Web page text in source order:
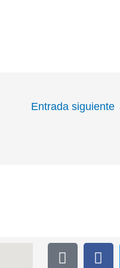
Entrada siguiente
T
F